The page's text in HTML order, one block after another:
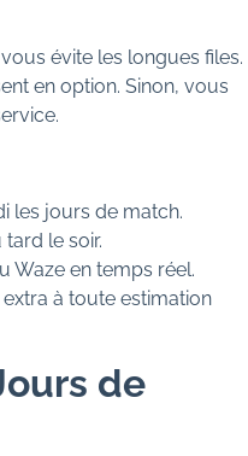
évite les longues files.
en option. Sinon, vous
les jours de match.
le soir.
Waze en temps réel.
à toute estimation
de